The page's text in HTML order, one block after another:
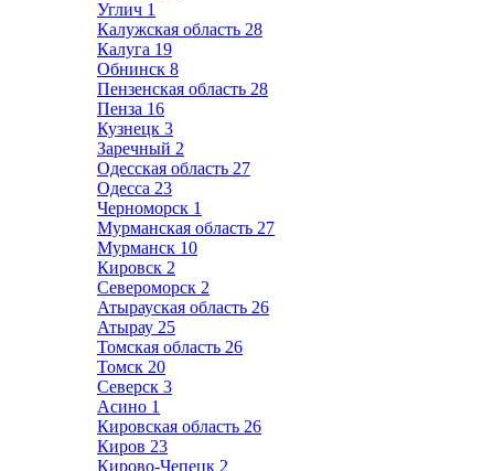
Углич 1
Калужская область 28
Калуга 19
Обнинск 8
Пензенская область 28
Пенза 16
Кузнецк 3
Заречный 2
Одесская область 27
Одесса 23
Черноморск 1
Мурманская область 27
Мурманск 10
Кировск 2
Североморск 2
Атырауская область 26
Атырау 25
Томская область 26
Томск 20
Северск 3
Асино 1
Кировская область 26
Киров 23
Кирово-Чепецк 2